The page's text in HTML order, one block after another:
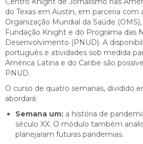
do Texas em Austin, em parceria com
Organização Mundial da Saúde
Fundação Knight e do Programa das
Desenvolvimento (PNUD). A
português e atividades sob medida
América Latina e do Caribe são
PNUD.
O curso de quatro semanas, dividido
abordará:
Semana um: a história de
século XX. O módulo também
planejaram futuras pandemias.